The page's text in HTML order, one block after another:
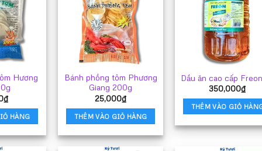
Hương
₫
HÀNG
Bánh phồng tôm Phương
Giang 200g
25,000₫
THÊM VÀO GIỎ HÀNG
Dầu ăn cao cấp
350,000₫
THÊM VÀO GIỎ